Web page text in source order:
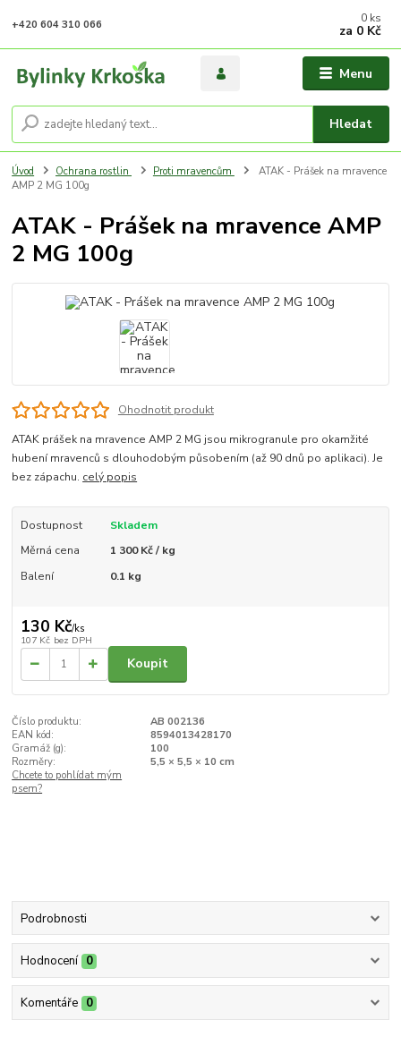
Menu
Hledat
+420 604 310 066 0 ks
za 0 Kč
Úvod Ochrana rostlin Proti mravencům
ATAK - Prášek na mravence
AMP 2 MG 100g
ATAK - Prášek na mravence AMP
2 MG 100g
Ohodnotit produkt
ATAK prášek na mravence AMP 2 MG jsou mikrogranule pro okamžité
hubení mravenců s dlouhodobým působením (až 90 dnů po aplikaci). Je
bez zápachu. celý popis
Dostupnost
Skladem
Měrná cena
1 300 Kč / kg
Balení
0.1 kg
130 Kč/ks
107 Kč bez DPH
Koupit
Číslo produktu:
AB 002136
EAN kód:
8594013428170
Gramáž (g):
100
Rozměry:
5,5 × 5,5 × 10 cm
Chcete to pohlídat mým
psem?
Podrobnosti
Hodnocení 0
Komentáře 0